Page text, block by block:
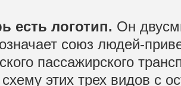
есть логотип. Он
союз людей-
пассажирского
этих трех видов с